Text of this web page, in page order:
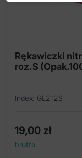
Rękawiczki
roz.S
Index: GL212S
19,00 zł
brutto